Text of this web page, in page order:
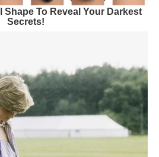
Shape To Reveal Your Darkest
Secrets!